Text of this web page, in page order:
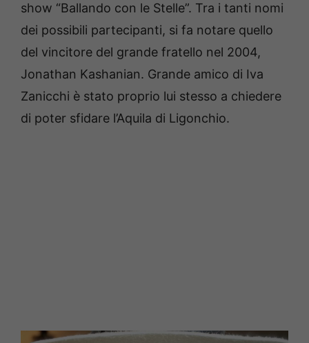
show “Ballando con le Stelle”. Tra i tanti nomi
dei possibili partecipanti, si fa notare quello
del vincitore del grande fratello nel 2004,
Jonathan Kashanian. Grande amico di Iva
Zanicchi è stato proprio lui stesso a chiedere
di poter sfidare l’Aquila di Ligonchio.